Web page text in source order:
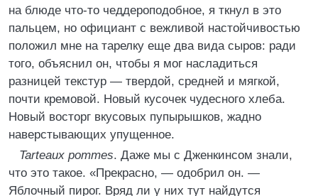
на блюде что-то чеддероподобное, я ткнул в это
пальцем, но официант с вежливой настойчивостью
положил мне на тарелку еще два вида сыров: ради
того, объяснил он, чтобы я мог насладиться
разницей текстур — твердой, средней и мягкой,
почти кремовой. Новый кусочек чудесного хлеба.
Новый восторг вкусовых пупырышков, жадно
наверстывающих упущенное.
Tarteаuх pommes. Даже мы с Дженкинсом знали,
что это такое. «Прекрасно, — одобрил он. —
Яблочный пирог. Вряд ли у них тут найдутся